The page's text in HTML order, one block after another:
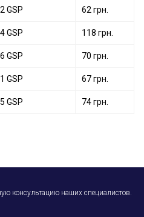
GSP 62 грн.
GSP 118 грн.
GSP 70 грн.
GSP 67 грн.
GSP 74 грн.
консультацию наших специалистов.